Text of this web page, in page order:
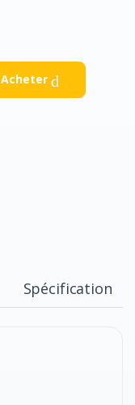
Acheter
Spécification